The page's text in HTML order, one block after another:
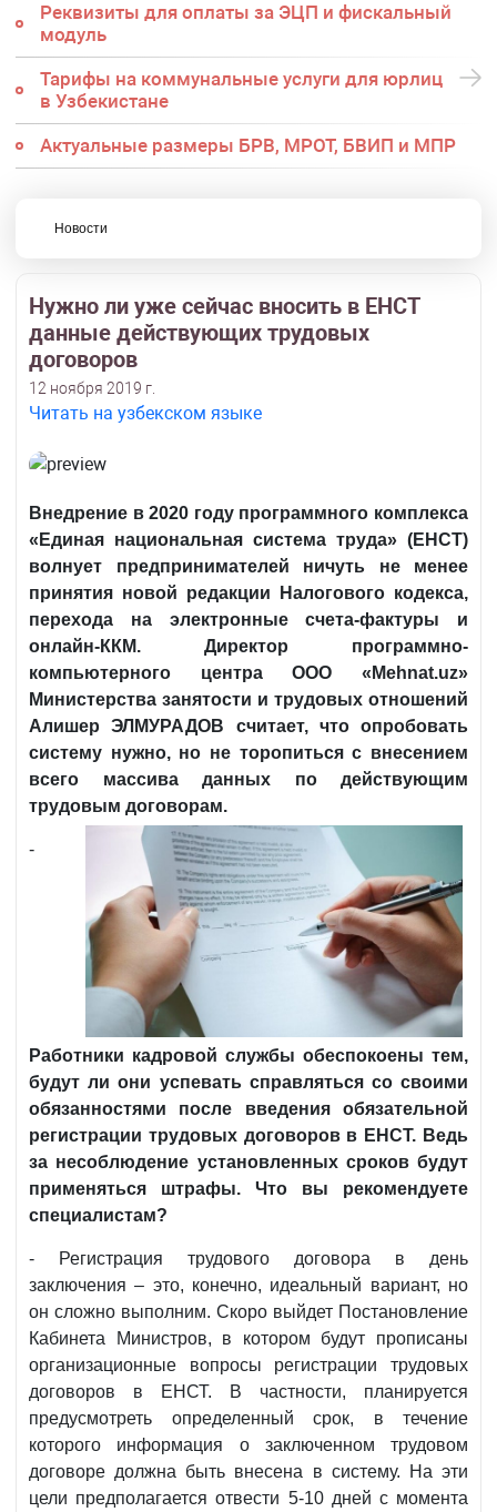
Реквизиты для оплаты за ЭЦП и фискальный
модуль
Тарифы на коммунальные услуги для юрлиц
в Узбекистане
Актуальные размеры БРВ, МРОТ, БВИП и МПР
Новости
Нужно ли уже сейчас вносить в ЕНСТ
данные действующих трудовых
договоров
12 ноября 2019 г.
Читать на узбекском языке
Внедрение в 2020 году программного комплекса
«Единая национальная система труда» (ЕНСТ)
волнует предпринимателей ничуть не менее
принятия новой редакции Налогового кодекса,
перехода на электронные счета-фактуры и
онлайн-ККМ. Директор программно-
компьютерного центра ООО « Mehnat.uz»
Министерства занятости и трудовых отношений
Алишер ЭЛМУРАДОВ считает, что опробовать
систему нужно, но не торопиться с внесением
всего массива данных по действующим
трудовым договорам.
-
Работники кадровой службы обеспокоены тем,
будут ли они успевать справляться со своими
обязанностями после введения обязательной
регистрации трудовых договоров в ЕНСТ. Ведь
за несоблюдение установленных сроков будут
применяться штрафы.
Что вы рекомендуете
специалистам?
- Регистрация трудового договора в день
заключения – это, конечно, идеальный вариант, но
он сложно выполним. Скоро выйдет Постановление
Кабинета Министров, в котором будут прописаны
организационные вопросы регистрации трудовых
договоров в ЕНСТ. В частности, планируется
предусмотреть определенный срок, в течение
которого информация о заключенном трудовом
договоре должна быть внесена в систему. На эти
цели предполагается отвести 5-10 дней с момента